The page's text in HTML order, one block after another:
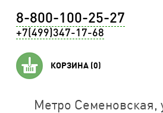
8-800-100-25-27
+7(499)347-17-68
КОРЗИНА (0)
Метро